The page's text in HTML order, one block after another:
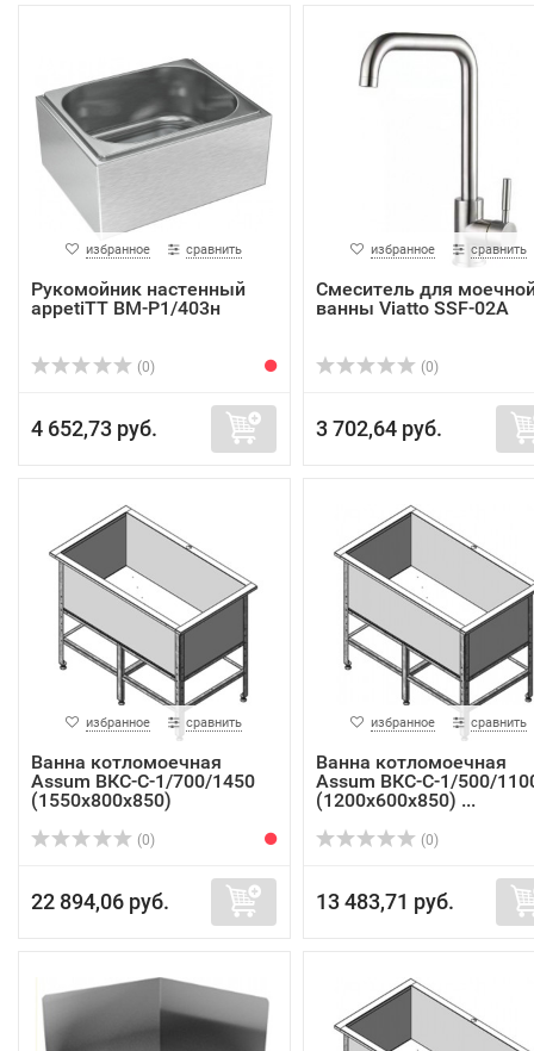
избранное сравнить
Рукомойник настенный
appetiTT ВМ-Р1/403н
(0)
4 652,73 руб.
избранное сравнить
Смеситель для
ванны Viatto SSF-02A
(0)
3 702,64 руб.
избранное сравнить
Ванна котломоечная
Assum ВКС-С-1/700/1450
(1550х800х850)
(0)
22 894,06 руб.
избранное сравнить
Ванна котломоечная
Assum ВКС-С-1/500/
(1200х600х850) ...
(0)
13 483,71 руб.